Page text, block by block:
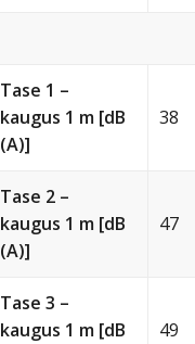
Tase 1 –
kaugus 1 m [dB
(A)]
38
Tase 2 –
kaugus 1 m [dB
(A)]
47
Tase 3 –
kaugus 1 m [dB
49